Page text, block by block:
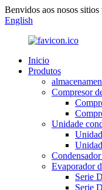
Benvidos aos nosos sitios
English
Inicio
Produtos
Compresor
Unidade
Evaporador
Serie
Serie